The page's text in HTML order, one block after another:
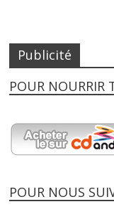
Publicité
POUR NOURRIR
POUR NOUS